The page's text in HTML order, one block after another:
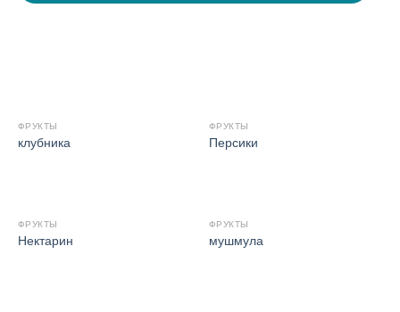
ФРУКТЫ
клубника
ФРУКТЫ
Персики
ФРУКТЫ
Нектарин
ФРУКТЫ
мушмула